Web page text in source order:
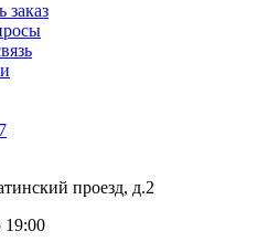
заказ
проезд, д.2